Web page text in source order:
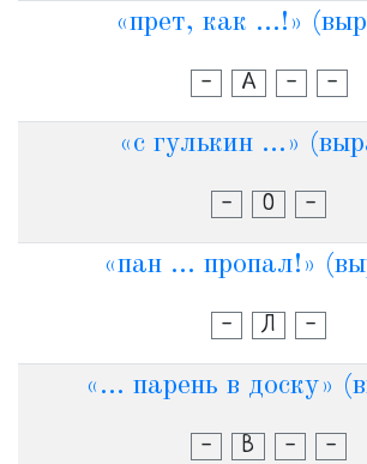
«прет, как ...!»
- А - -
«с гулькин ...»
- О -
«пан ... пропал!»
- Л -
«... парень в доску»
- В - -